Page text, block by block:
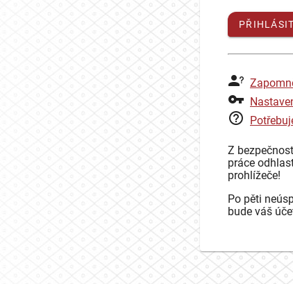
PŘIHLÁSIT
Z
práce
prohlížeče!
Po pěti
bude váš